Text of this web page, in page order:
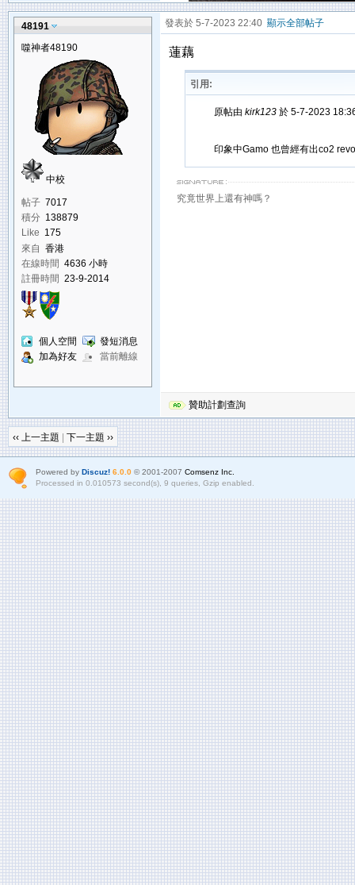
48191
噬神者48190
中校
帖子 7017
積分 138879
Like 175
來自 香港
在線時間 4636 小時
註冊時間 23-9-2014
個人空間
發短消息
加為好友
當前離線
發表於 5-7-2023 22:40 顯示全部帖子
蓮藕
引用:
原帖由 kirk123於 5-7-2023
印象中Gamo 也曾經有出co2
究竟世界上還有神嗎？
贊助計劃查詢
‹‹ 上一主題 下一主題 ››
Powered by Discuz! 6.0.0© 2001-2007 Comsenz Inc.
Processed in 0.010573 second(s), 9 queries, Gzip enabled.